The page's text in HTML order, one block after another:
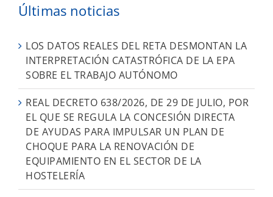
Últimas noticias
LOS DATOS REALES DEL RETA DESMONTAN LA
INTERPRETACIÓN CATASTRÓFICA DE LA EPA
SOBRE EL TRABAJO AUTÓNOMO
REAL DECRETO 638/2026, DE 29 DE JULIO, POR
EL QUE SE REGULA LA CONCESIÓN DIRECTA
DE AYUDAS PARA IMPULSAR UN PLAN DE
CHOQUE PARA LA RENOVACIÓN DE
EQUIPAMIENTO EN EL SECTOR DE LA
HOSTELERÍA